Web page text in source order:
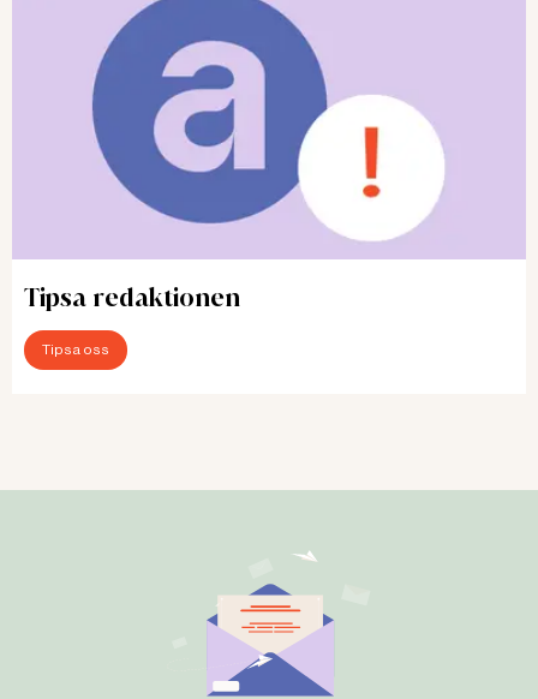
Tipsa redaktionen
Tipsa oss